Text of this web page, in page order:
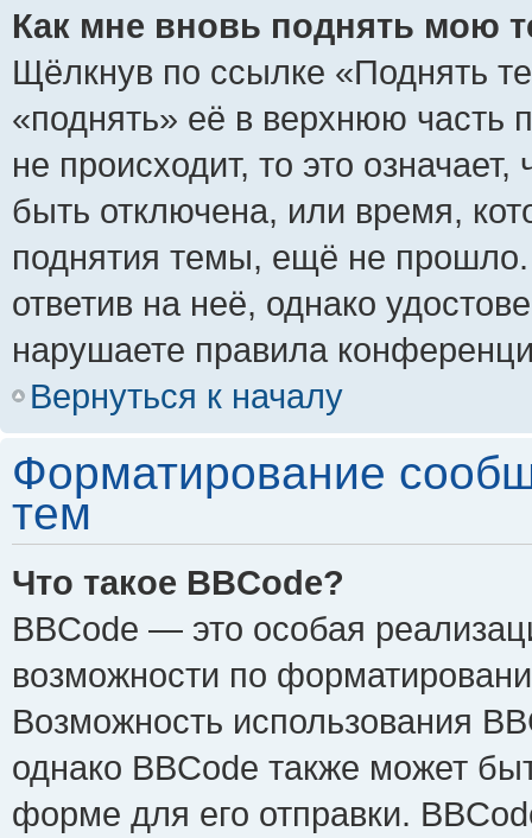
Как мне вновь поднять мою
Щёлкнув по ссылке «Поднять
«поднять» её в верхнюю часть
не происходит, то это
быть отключена, или время,
поднятия темы, ещё не
ответив на неё, однако
нарушаете правила
Вернуться к началу
Форматирование
тем
Что такое BBCode?
BBCode — это особая
возможности по
Возможность использования
однако BBCode также может
форме для его отправки.